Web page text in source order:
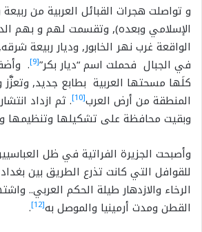
و تواصلت هجرات القبائل العربية من
الإسلامي وبعده), وتقسمت لهم و بهم
الواقعة غرب نهر الخابور, وديار ربيعة
في الجبال فحملت اسم “ديار بكر”[9]
.
كلَها مسحتها العربية بطابع جديد,
المنطقة من أرض العرب[10]
. ثم ازداد
وبقيت محافظة على تشكيلها وتنظيمها
وأصبحت الجزيرة الفراتية في ظل
للقوافل التي كانت تذرع الطريق بين
الرخاء والازدهار طيلة الحكم العربي..
القطن ومدت أرمينيا والموصل به[12]
.